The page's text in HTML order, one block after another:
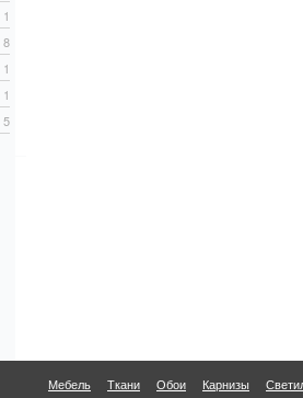
1
8
1
1
5
Мебель Ткани Обои Карнизы